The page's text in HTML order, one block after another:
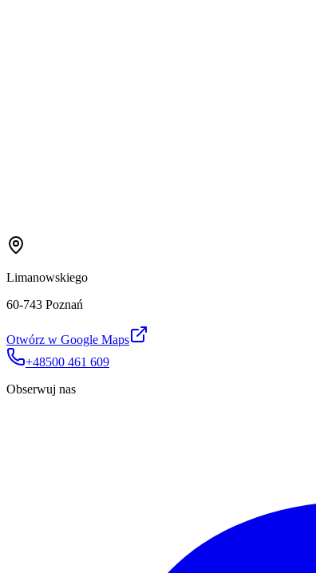
Limanowskiego
60-743 Poznań
Otwórz w Google Maps
+48500 461 609
Obserwuj nas